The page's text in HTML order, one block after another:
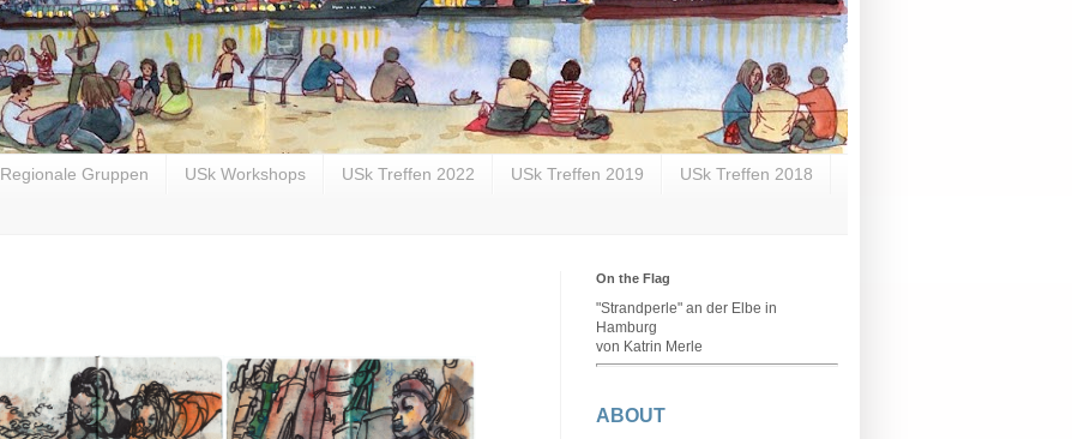
Regionale Gruppen USk Workshops USk Treffen 2022 USk Treffen 2019 USk Treffen 2018
On the Flag
"Strandperle" an der Elbe in
Hamburg
von Katrin Merle
ABOUT